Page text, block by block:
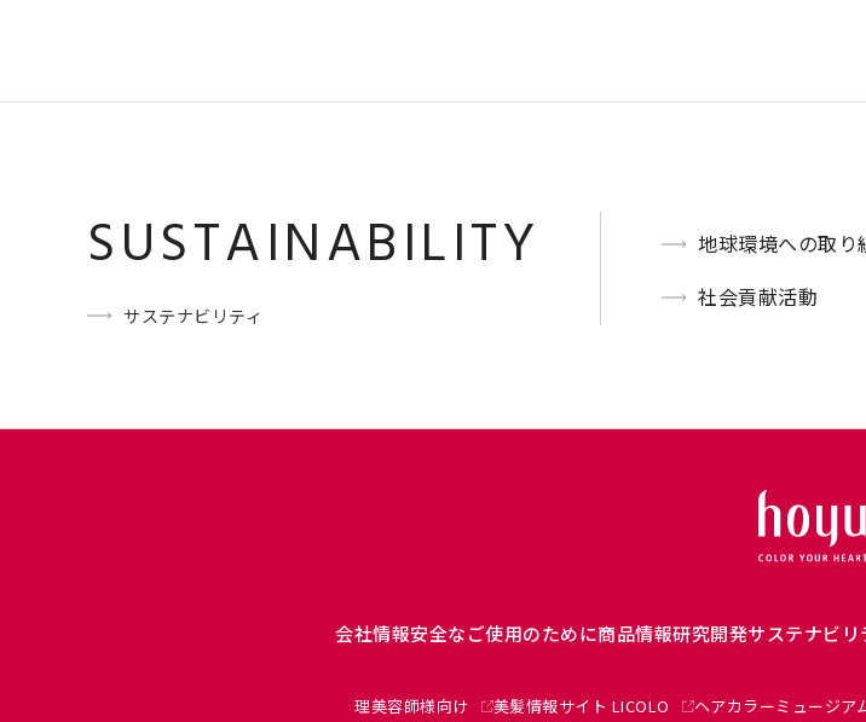
SUSTAINABILITY
サステナビリティ
地球環境への取り
社会貢献活動
会社情報安全なご使用のために商品情報研究開発サステナビリ
理美容師様向け 美髪情報サイト LICOLO ヘアカラーミュージア